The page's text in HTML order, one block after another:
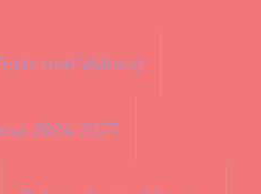
und Videos)
2024-2027